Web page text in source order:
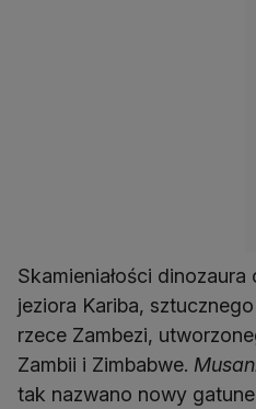
Skamieniałości
jeziora Kariba,
rzece Zambezi,
Zambii i Zimbabwe.
tak nazwano nowy